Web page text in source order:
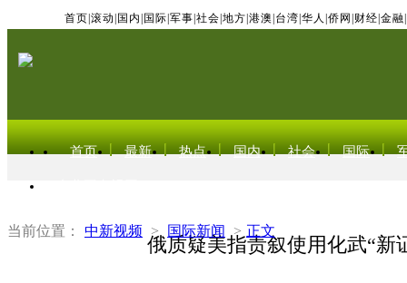
首页 滚动 国内 国际 军事 社会 地方 港澳 台湾 华人 侨网 财经 金融
首页 最新 热点 国内 社会 国际
当前位置： 中新视频 > 国际新闻 > 正文
俄质疑美指责叙使用化武“新